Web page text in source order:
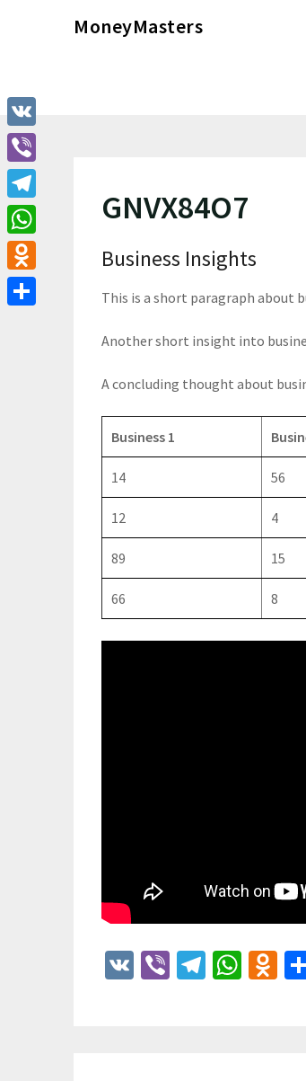
MoneyMasters
GNVX84O7
Business Insights
This is a short paragraph about
Another short insight into
A concluding thought about
Business 1
14 56
12 4
89 15
66 8
VK Viber
VK
Viber
Telegram
WhatsApp
Odnoklassniki